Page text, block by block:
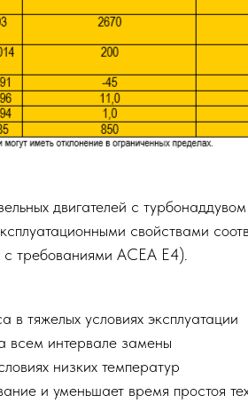
двигателей с
свойствами
с требованиями ACEA E4).
в тяжелых условиях эксплуатации
всем интервале замены
низких температур
и уменьшает время простоя